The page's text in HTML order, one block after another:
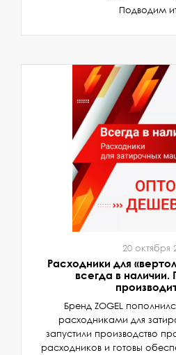
Подводим
20 октября
Расходники для
всегда в наличии.
Бренд ZOGEL
расходниками для
запустили производство
расходников и готовы